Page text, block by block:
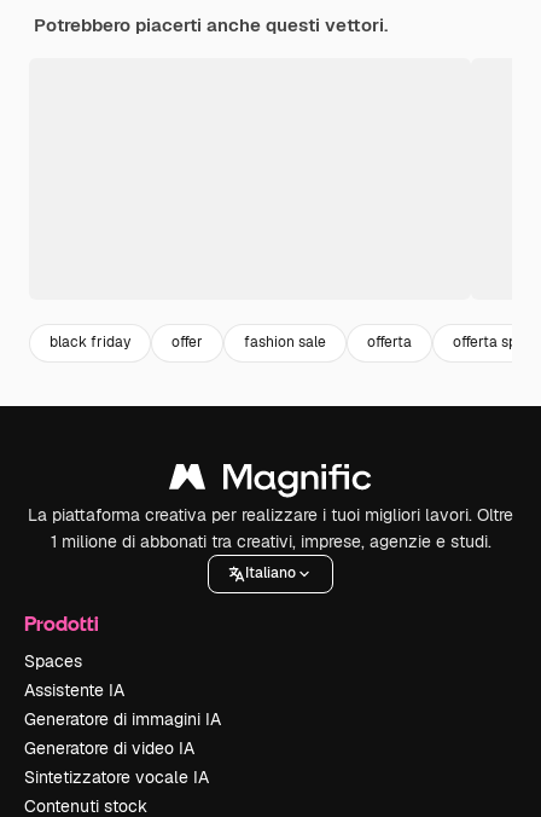
Potrebbero piacerti anche questi vettori.
black friday offer fashion sale offerta offerta
La piattaforma creativa per realizzare i tuoi migliori lavori. Oltre
1 milione di abbonati tra creativi, imprese, agenzie e studi.
Italiano
Prodotti
Spaces
Assistente IA
Generatore di immagini IA
Generatore di video IA
Sintetizzatore vocale IA
Contenuti stock